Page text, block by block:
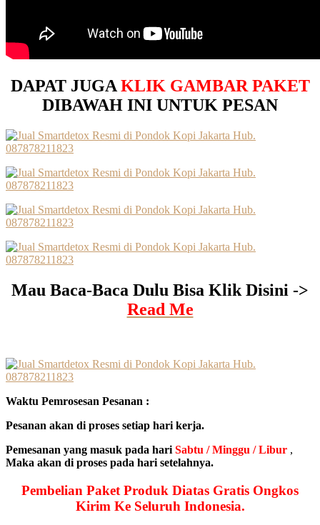
DAPAT JUGA KLIK GAMBAR PAKET
DIBAWAH INI UNTUK PESAN
Mau Baca-Baca Dulu Bisa Klik Disini ->
Read Me
Waktu Pemrosesan Pesanan :
Pesanan akan di proses setiap hari kerja.
Pemesanan yang masuk pada hari Sabtu / Minggu / Libur ,
Maka akan di proses pada hari setelahnya.
Pembelian Paket Produk Diatas Gratis Ongkos
Kirim Ke Seluruh Indonesia.